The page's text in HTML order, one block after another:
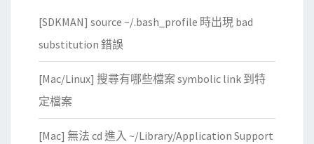
[SDKMAN] source ~/.bash_profile 時出現 bad
substitution 錯誤
[Mac/Linux] 搜尋有哪些檔案 symbolic link 到特
定檔案
[Mac] 無法 cd 進入 ~/Library/Application Support